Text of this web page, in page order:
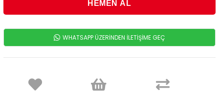
WHATSAPP ÜZERİNDEN İLETİŞİME GEÇ